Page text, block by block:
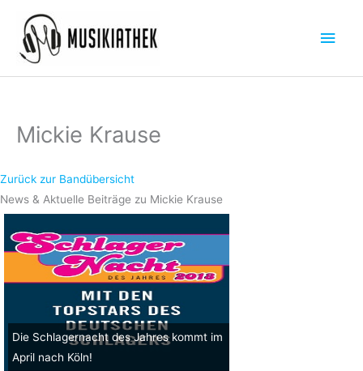
Inhalt
springen
Mickie Krause
Zurück zur Bandübersicht
News & Aktuelle Beiträge zu Mickie Krause
Die Schlagernacht des Jahres kommt im
April nach Köln!